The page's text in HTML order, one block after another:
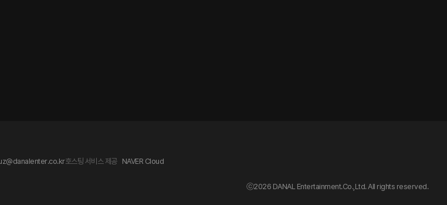
호스팅 서비스 제공 NAVER Cloud
ⓒ2026 DANAL Entertainment.Co.,Ltd. All rights reserved.